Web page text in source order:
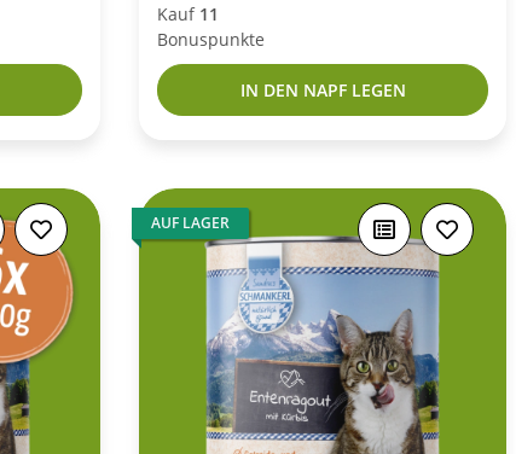
Kauf 11
Bonuspunkte
IN DEN NAPF LEGEN
AUF LAGER